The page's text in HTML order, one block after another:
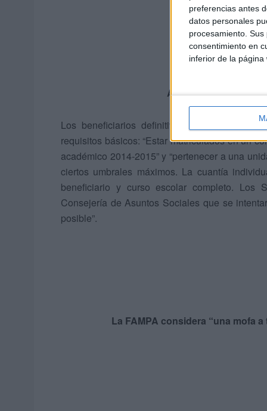
preferencias antes
datos personales
procesamiento.
consentimiento en
inferior de la página
A la espera de la
Los beneficiarios definitivos del servicio de
requisitos básicos: “Estar matriculados en un
académico 2014-2015” y “pertenecer a una
ciertos umbrales máximos. La cuantía
beneficiario y curso escolar completo. Los
Consejería de Asuntos Sociales que se
posible”.
La FAMPA considera “una mofa